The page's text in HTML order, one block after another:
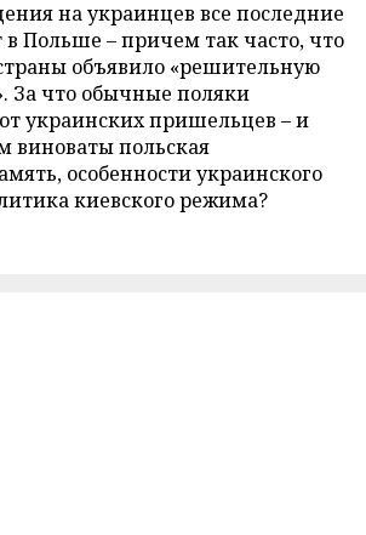
на украинцев все последние
Польше – причем так часто, что
объявило «решительную
За что обычные поляки
украинских пришельцев – и
виноваты польская
особенности украинского
киевского режима?